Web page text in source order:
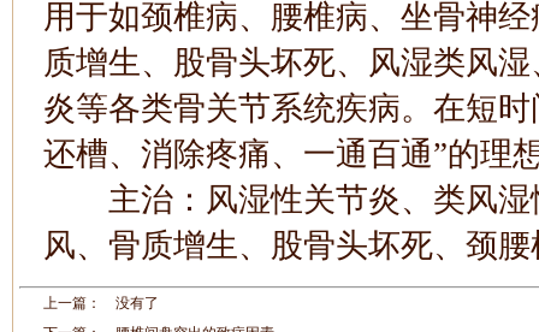
用于如颈椎病、腰椎病、坐骨神
质增生、股骨头坏死、风湿类风
炎等各类骨关节系统疾病。在短
还槽、消除疼痛、一通百通”的理
主治：风湿性关节炎、类风湿
风、骨质增生、股骨头坏死、颈
上一篇： 没有了